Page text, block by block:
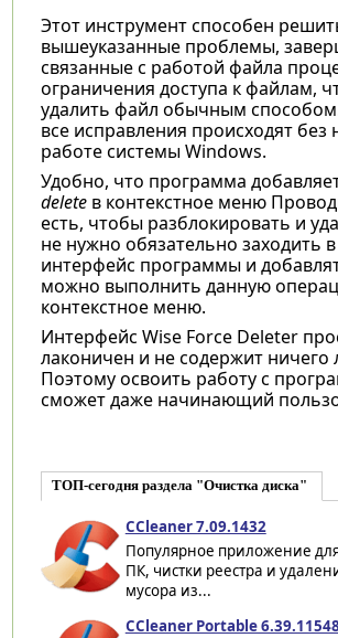
Этот инструмент способен
вышеуказанные проблемы,
связанные с работой файла
ограничения доступа к файлам,
удалить файл обычным
все исправления происходят
работе системы Windows.
Удобно, что программа
deleteв контекстное меню
есть, чтобы разблокировать и
не нужно обязательно заходить
интерфейс программы и
можно выполнить данную
контекстное меню.
Интерфейс Wise Force Deleter
лаконичен и не содержит ничего
Поэтому освоить работу с
сможет даже начинающий
ТОП-сегодня раздела "Очистка диска"
CCleaner 7.09.1432
Популярное приложение
ПК, чистки реестра и
мусора из...
CCleaner Portable